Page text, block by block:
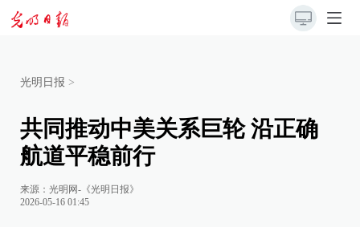
光明日报 >
共同推动中美关系巨轮 沿正确
航道平稳前行
来源： 光明网-《光明日报》
2026-05-16 01:45